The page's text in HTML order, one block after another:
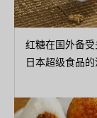
红糖在国外备
日本超级食品的